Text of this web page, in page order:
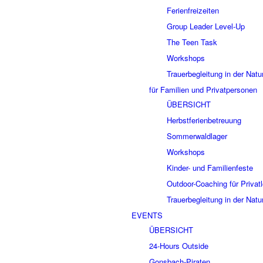
Ferienfreizeiten
Group Leader Level-Up
The Teen Task
Workshops
Trauerbegleitung in der
für Familien und Privatpersonen
ÜBERSICHT
Herbstferienbetreuung
Sommerwaldlager
Workshops
Kinder- und Familienfeste
Outdoor-Coaching für
Trauerbegleitung in der
EVENTS
ÜBERSICHT
24-Hours Outside